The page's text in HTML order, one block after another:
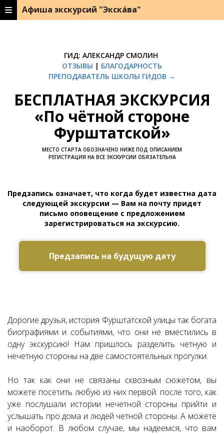
Афиша экскурсий "Экска́ва"
ГИД: АЛЕКСАНДР СМОЛИН
ОТЗЫВЫ | БЛАГОДАРНОСТЬ
ПРЕПОДАВАТЕЛЬ ШКОЛЫ ГИДОВ →
БЕСПЛАТНАЯ ЭКСКУРСИЯ
«По чётной стороне
Фурштатской»
МЕСТО СТАРТА ОБОЗНАЧЕНО НИЖЕ ПОД ОПИСАНИЕМ
РЕГИСТРАЦИЯ НА ВСЕ ЭКСКУРСИИ ОБЯЗАТЕЛЬНА
Предзапись означает, что когда будет известна дата
следующей экскурсии — Вам на почту придет
письмо оповещение с предложением
зарегистрироваться на экскурсию.
Предзапись на будущую дату
Дорогие друзья, история Фурштатской улицы так богата
биографиями и событиями, что они не вместились в
одну экскурсию! Нам пришлось разделить четную и
нечетную стороны на две самостоятельных прогулки.
Но так как они не связаны сквозным сюжетом, вы
можете посетить любую из них первой: после того, как
уже послушали истории нечетной стороны прийти и
услышать про дома и людей четной стороны. А можете
и наоборот. В любом случае, мы надеемся, что вам